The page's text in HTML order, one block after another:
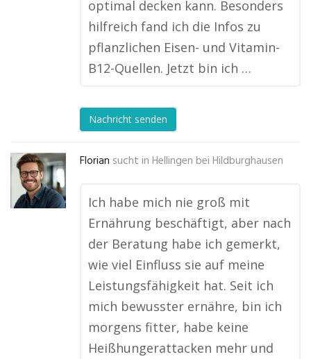
optimal decken kann. Besonders
hilfreich fand ich die Infos zu
pflanzlichen Eisen- und Vitamin-
B12-Quellen. Jetzt bin ich …
Nachricht senden
Florian sucht in Hellingen bei Hildburghausen
Ich habe mich nie groß mit
Ernährung beschäftigt, aber nach
der Beratung habe ich gemerkt,
wie viel Einfluss sie auf meine
Leistungsfähigkeit hat. Seit ich
mich bewusster ernähre, bin ich
morgens fitter, habe keine
Heißhungerattacken mehr und